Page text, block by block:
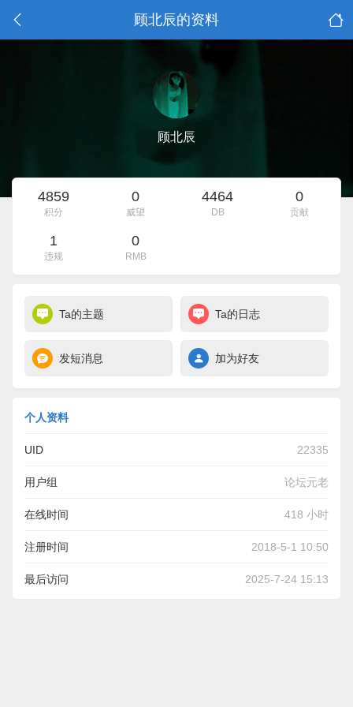
顾北辰的资料
顾北辰
4859
积分
0
威望
4464
DB
0
贡献
1
违规
0
RMB
Ta的主题 Ta的日志
发短消息 加为好友
个人资料
UID 22335
用户组 论坛元老
在线时间 418 小时
注册时间 2018-5-1 10:50
最后访问 2025-7-24 15:13